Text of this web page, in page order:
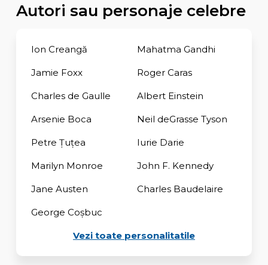
Autori sau personaje celebre
Ion Creangă Mahatma Gandhi
Jamie Foxx Roger Caras
Charles de Gaulle Albert Einstein
Arsenie Boca Neil deGrasse Tyson
Petre Țuțea Iurie Darie
Marilyn Monroe John F. Kennedy
Jane Austen Charles Baudelaire
George Coşbuc
Vezi toate personalitatile